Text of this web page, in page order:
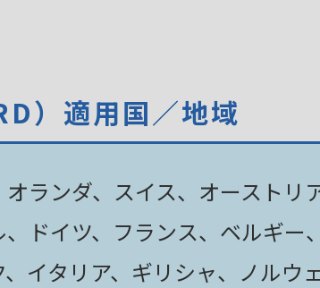
）適用国／地域
ランダ、スイス、オーストリ
ドイツ、フランス、ベルギー
イタリア、ギリシャ、ノルウ